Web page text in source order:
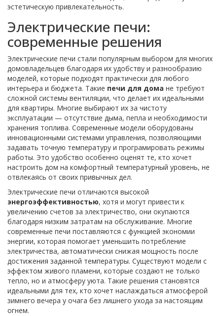
эстетическую привлекательность.
Электрические печи:
современные решения
Электрические печи стали популярным выбором для многих
домовладельцев благодаря их удобству и разнообразию
моделей, которые подходят практически для любого
интерьера и бюджета. Такие печи для дома не требуют
сложной системы вентиляции, что делает их идеальными
для квартиры. Многие выбирают их за чистоту
эксплуатации — отсутствие дыма, пепла и необходимости
хранения топлива. Современные модели оборудованы
инновационными системами управления, позволяющими
задавать точную температуру и програмировать режимы
работы. Это удобство особенно оценят те, кто хочет
настроить дом на комфортный температурный уровень, не
отвлекаясь от своих привычных дел.
Электрические печи отличаются высокой
энергоэффективностью, хотя и могут привести к
увеличению счетов за электричество, они окупаются
благодаря низким затратам на обслуживание. Многие
современные печи поставляются с функцией экономии
энергии, которая помогает уменьшить потребление
электричества, автоматически снижая мощность после
достижения заданной температуры. Существуют модели с
эффектом живого пламени, которые создают не только
тепло, но и атмосферу уюта. Такие решения становятся
идеальными для тех, кто хочет наслаждаться атмосферой
зимнего вечера у очага без лишнего ухода за настоящим
огнем.